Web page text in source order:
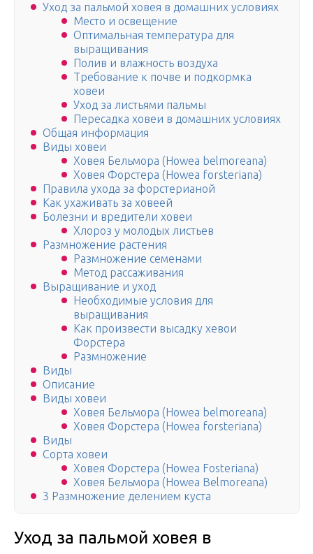
Уход за пальмой ховея в домашних условиях
Место и освещение
Оптимальная температура для
выращивания
Полив и влажность воздуха
Требование к почве и подкормка
ховеи
Уход за листьями пальмы
Пересадка ховеи в домашних условиях
Общая информация
Виды ховеи
Ховея Бельмора (Howea belmoreana)
Ховея Форстера (Howea forsteriana)
Правила ухода за форстерианой
Как ухаживать за ховеей
Болезни и вредители ховеи
Хлороз у молодых листьев
Размножение растения
Размножение семенами
Метод рассаживания
Выращивание и уход
Необходимые условия для
выращивания
Как произвести высадку хевои
Форстера
Размножение
Виды
Описание
Виды ховеи
Ховея Бельмора (Howea belmoreana)
Ховея Форстера (Howea forsteriana)
Виды
Сорта ховеи
Ховея Форстера (Howea Fosteriana)
Ховея Бельмора (Howea Belmoreana)
3 Размножение делением куста
Уход за пальмой ховея в